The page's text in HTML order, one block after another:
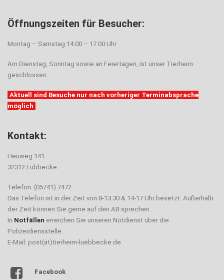
Öffnungszeiten für Besucher:
Montag – Samstag 14.00 – 17.00 Uhr
Am Dienstag, Sonntag sowie an Feiertagen, ist unser Tierheim
geschlossen.
Aktuell sind Besuche nur nach vorheriger Terminabsprache
möglich
Kontakt:
Heuweg 141
32312 Lübbecke
Telefon: (05741) 7472
Das Telefon ist in der Zeit von 8-13.30 & 14-17 Uhr besetzt. Außerhalb
der Zeit können Sie gerne auf den AB sprechen.
In Notfällen erreichen Sie unseren Notdienst über die
Polizeidiensstelle.
E-Mail: post(at)tierheim-luebbecke.de
Facebook